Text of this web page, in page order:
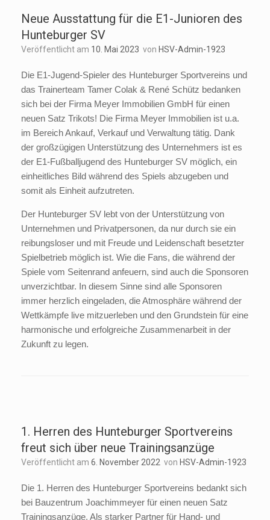
Neue Ausstattung für die E1-Junioren des
Hunteburger SV
Veröffentlicht am 10. Mai 2023 von HSV-Admin-1923
Die E1-Jugend-Spieler des Hunteburger Sportvereins und
das Trainerteam Tamer Colak & René Schütz bedanken
sich bei der Firma Meyer Immobilien GmbH für einen
neuen Satz Trikots! Die Firma Meyer Immobilien ist u.a.
im Bereich Ankauf, Verkauf und Verwaltung tätig. Dank
der großzügigen Unterstützung des Unternehmers ist es
der E1-Fußballjugend des Hunteburger SV möglich, ein
einheitliches Bild während des Spiels abzugeben und
somit als Einheit aufzutreten.
Der Hunteburger SV lebt von der Unterstützung von
Unternehmen und Privatpersonen, da nur durch sie ein
reibungsloser und mit Freude und Leidenschaft besetzter
Spielbetrieb möglich ist. Wie die Fans, die während der
Spiele vom Seitenrand anfeuern, sind auch die Sponsoren
unverzichtbar. In diesem Sinne sind alle Sponsoren
immer herzlich eingeladen, die Atmosphäre während der
Wettkämpfe live mitzuerleben und den Grundstein für eine
harmonische und erfolgreiche Zusammenarbeit in der
Zukunft zu legen.
1. Herren des Hunteburger Sportvereins
freut sich über neue Trainingsanzüge
Veröffentlicht am 6. November 2022 von HSV-Admin-1923
Die 1. Herren des Hunteburger Sportvereins bedankt sich
bei Bauzentrum Joachimmeyer für einen neuen Satz
Trainingsanzüge. Als starker Partner für Hand- und